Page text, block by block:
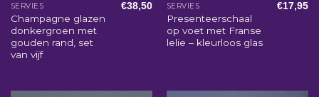
SERVIES
Champagne glazen
donkergroen met
gouden rand, set
van vijf
€38,50 SERVIES
Presenteerschaal
op voet met Franse
lelie – kleurloos glas
€17,95